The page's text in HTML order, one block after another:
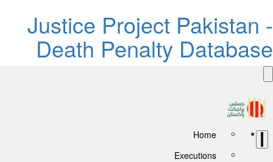
Justice Project
Death Penalty
Home
Executions